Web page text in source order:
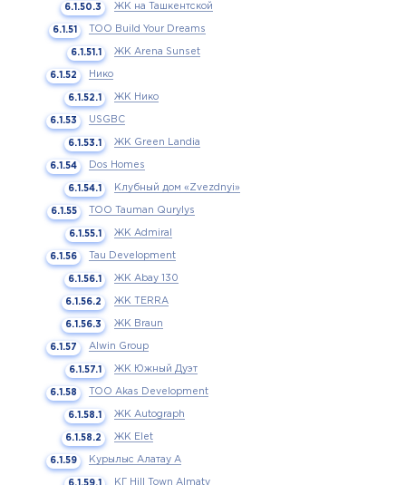
ЖК на Ташкентской
ТОО Build Your Dreams
ЖК Arena Sunset
Нико
ЖК Нико
USGBC
ЖК Green Landia
Dos Homes
Клубный дом «Zvezdnyi»
ТОО Tauman Qurylys
ЖК Admiral
Tau Development
ЖК Abay 130
ЖК TERRA
ЖК Braun
Alwin Group
ЖК Южный Дуэт
ТОО Akas Development
ЖК Autograph
ЖК Elet
Курылыс Алатау А
КГ Hill Town Almaty